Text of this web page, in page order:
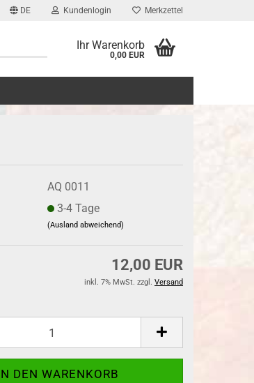
DE Kundenlogin Merkzettel
Ihr Warenkorb
0,00 EUR
AQ 0011
3-4 Tage
(Ausland abweichend)
12,00 EUR
inkl. 7% MwSt. zzgl. Versand